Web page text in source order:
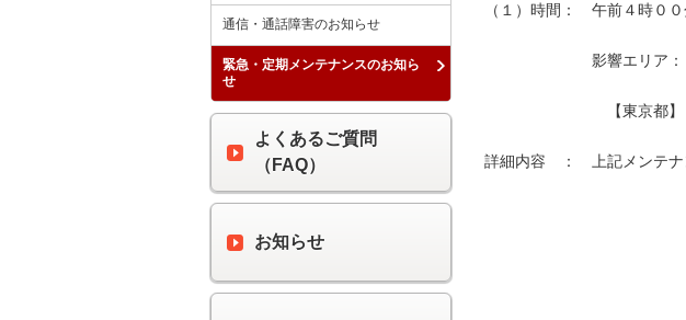
（１）時間：　午前４時０
影響エリア：　下記
【東京都】　　
詳細内容　：　上記メンテ
通信・通話障害のお知らせ
緊急・定期メンテナンスのお知ら
せ
よくあるご質問
（FAQ）
お知らせ